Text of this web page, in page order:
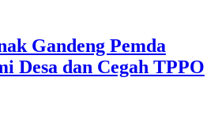
Gandeng Pemda
Desa dan Cegah TPPO